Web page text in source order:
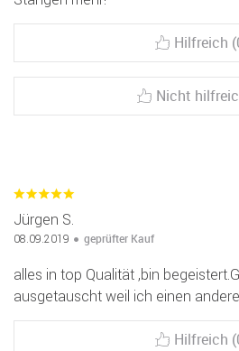
Hilfreich
Nicht
Jürgen S.
08.09.2019 geprüfter Kauf
alles in top Qualität ,bin
ausgetauscht weil ich einen
Hilfreich